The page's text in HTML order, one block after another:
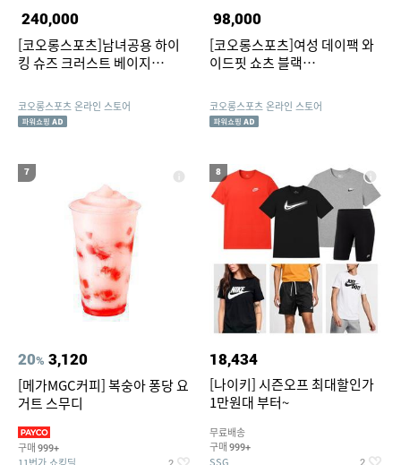
240,000
[코오롱스포츠]남녀공용 하이
킹 슈즈 크러스트 베이지
코오롱스포츠 온라인 스토어
98,000
[코오롱스포츠]여성 데이팩 와
이드핏 쇼츠 블랙
코오롱스포츠 온라인 스토어
7
20% 3,120
[메가MGC커피] 복숭아 퐁당 요
거트 스무디
구매 999+
8
18,434
[나이키] 시즌오프 최대할인가
1만원대 부터~
무료배송
구매 999+
SSG